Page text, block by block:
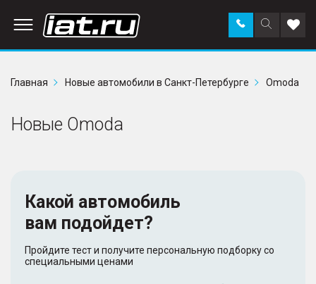
Поиск
по
Заказать
звонок в
Главная
Новые автомобили в Санкт-Петербурге Omoda
Новые Omoda
Какой автомобиль
вам подойдет?
Пройдите тест и получите персональную подборку со
специальными ценами